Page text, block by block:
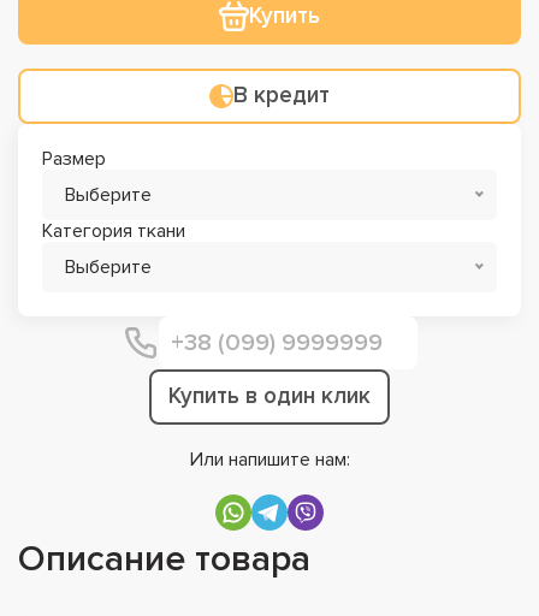
Купить
В кредит
Размер
Выберите
Категория ткани
Выберите
Купить в один клик
Или напишите нам:
Описание товара